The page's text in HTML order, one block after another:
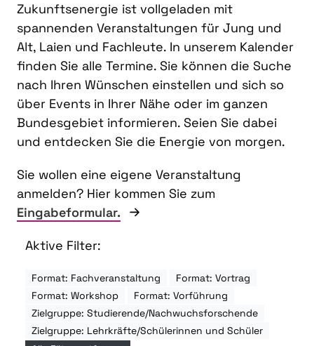
Zukunftsenergie ist vollgeladen mit
spannenden Veranstaltungen für Jung und
Alt, Laien und Fachleute. In unserem Kalender
finden Sie alle Termine. Sie können die Suche
nach Ihren Wünschen einstellen und sich so
über Events in Ihrer Nähe oder im ganzen
Bundesgebiet informieren. Seien Sie dabei
und entdecken Sie die Energie von morgen.
Sie wollen eine eigene Veranstaltung
anmelden? Hier kommen Sie zum
Eingabeformular.
Aktive Filter:
Format: Fachveranstaltung
Format: Vortrag
Format: Workshop
Format: Vorführung
Zielgruppe: Studierende/Nachwuchsforschende
Zielgruppe: Lehrkräfte/Schülerinnen und Schüler